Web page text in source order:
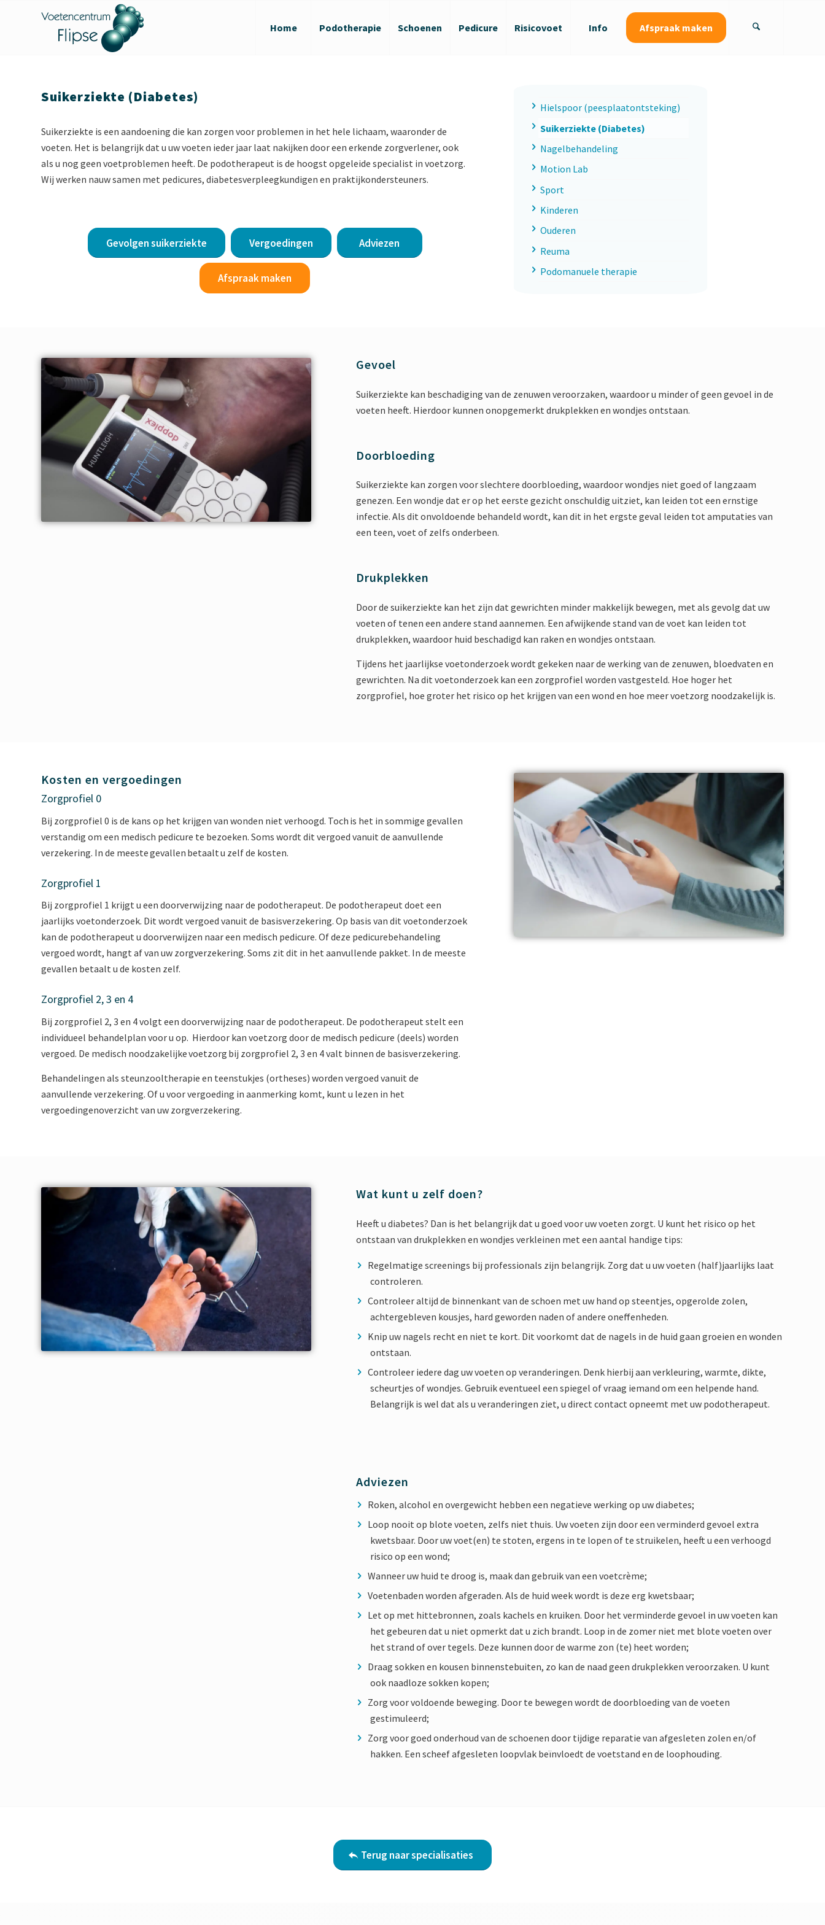
Home Podotherapie Schoenen Pedicure Risicovoet Info Afspraak maken
Suikerziekte (Diabetes)
Suikerziekte is een aandoening die kan zorgen voor problemen in het hele lichaam, waaronder de
voeten. Het is belangrijk dat u uw voeten ieder jaar laat nakijken door een erkende zorgverlener, ook
als u nog geen voetproblemen heeft. De podotherapeut is de hoogst opgeleide specialist in voetzorg.
Wij werken nauw samen met pedicures, diabetesverpleegkundigen en praktijkondersteuners.
Gevolgen suikerziekte Vergoedingen Adviezen
Afspraak maken
Hielspoor (peesplaatontsteking)
Suikerziekte (Diabetes)
Nagelbehandeling
Motion Lab
Sport
Kinderen
Ouderen
Reuma
Podomanuele therapie
Gevoel
Suikerziekte kan beschadiging van de zenuwen veroorzaken, waardoor u minder of geen gevoel in de
voeten heeft. Hierdoor kunnen onopgemerkt drukplekken en wondjes ontstaan.
Doorbloeding
Suikerziekte kan zorgen voor slechtere doorbloeding, waardoor wondjes niet goed of langzaam
genezen. Een wondje dat er op het eerste gezicht onschuldig uitziet, kan leiden tot een ernstige
infectie. Als dit onvoldoende behandeld wordt, kan dit in het ergste geval leiden tot amputaties van
een teen, voet of zelfs onderbeen.
Drukplekken
Door de suikerziekte kan het zijn dat gewrichten minder makkelijk bewegen, met als gevolg dat uw
voeten of tenen een andere stand aannemen. Een afwijkende stand van de voet kan leiden tot
drukplekken, waardoor huid beschadigd kan raken en wondjes ontstaan.
Tijdens het jaarlijkse voetonderzoek wordt gekeken naar de werking van de zenuwen, bloedvaten en
gewrichten. Na dit voetonderzoek kan een zorgprofiel worden vastgesteld. Hoe hoger het
zorgprofiel, hoe groter het risico op het krijgen van een wond en hoe meer voetzorg noodzakelijk is.
Kosten en vergoedingen
Zorgprofiel 0
Bij zorgprofiel 0 is de kans op het krijgen van wonden niet verhoogd. Toch is het in sommige gevallen
verstandig om een medisch pedicure te bezoeken. Soms wordt dit vergoed vanuit de aanvullende
verzekering. In de meeste gevallen betaalt u zelf de kosten.
Zorgprofiel 1
Bij zorgprofiel 1 krijgt u een doorverwijzing naar de podotherapeut. De podotherapeut doet een
jaarlijks voetonderzoek. Dit wordt vergoed vanuit de basisverzekering. Op basis van dit voetonderzoek
kan de podotherapeut u doorverwijzen naar een medisch pedicure. Of deze pedicurebehandeling
vergoed wordt, hangt af van uw zorgverzekering. Soms zit dit in het aanvullende pakket. In de meeste
gevallen betaalt u de kosten zelf.
Zorgprofiel 2, 3 en 4
Bij zorgprofiel 2, 3 en 4 volgt een doorverwijzing naar de podotherapeut. De podotherapeut stelt een
individueel behandelplan voor u op. Hierdoor kan voetzorg door de medisch pedicure (deels) worden
vergoed. De medisch noodzakelijke voetzorg bij zorgprofiel 2, 3 en 4 valt binnen de basisverzekering.
Behandelingen als steunzooltherapie en teenstukjes (ortheses) worden vergoed vanuit de
aanvullende verzekering. Of u voor vergoeding in aanmerking komt, kunt u lezen in het
vergoedingenoverzicht van uw zorgverzekering.
Wat kunt u zelf doen?
Heeft u diabetes? Dan is het belangrijk dat u goed voor uw voeten zorgt. U kunt het risico op het
ontstaan van drukplekken en wondjes verkleinen met een aantal handige tips:
Regelmatige screenings bij professionals zijn belangrijk. Zorg dat u uw voeten (half)jaarlijks laat
controleren.
Controleer altijd de binnenkant van de schoen met uw hand op steentjes, opgerolde zolen,
achtergebleven kousjes, hard geworden naden of andere oneffenheden.
Knip uw nagels recht en niet te kort. Dit voorkomt dat de nagels in de huid gaan groeien en wonden
ontstaan.
Controleer iedere dag uw voeten op veranderingen. Denk hierbij aan verkleuring, warmte, dikte,
scheurtjes of wondjes. Gebruik eventueel een spiegel of vraag iemand om een helpende hand.
Belangrijk is wel dat als u veranderingen ziet, u direct contact opneemt met uw podotherapeut.
Adviezen
Roken, alcohol en overgewicht hebben een negatieve werking op uw diabetes;
Loop nooit op blote voeten, zelfs niet thuis. Uw voeten zijn door een verminderd gevoel extra
kwetsbaar. Door uw voet(en) te stoten, ergens in te lopen of te struikelen, heeft u een verhoogd
risico op een wond;
Wanneer uw huid te droog is, maak dan gebruik van een voetcrème;
Voetenbaden worden afgeraden. Als de huid week wordt is deze erg kwetsbaar;
Let op met hittebronnen, zoals kachels en kruiken. Door het verminderde gevoel in uw voeten kan
het gebeuren dat u niet opmerkt dat u zich brandt. Loop in de zomer niet met blote voeten over
het strand of over tegels. Deze kunnen door de warme zon (te) heet worden;
Draag sokken en kousen binnenstebuiten, zo kan de naad geen drukplekken veroorzaken. U kunt
ook naadloze sokken kopen;
Zorg voor voldoende beweging. Door te bewegen wordt de doorbloeding van de voeten
gestimuleerd;
Zorg voor goed onderhoud van de schoenen door tijdige reparatie van afgesleten zolen en/of
hakken. Een scheef afgesleten loopvlak beïnvloedt de voetstand en de loophouding.
Terug naar specialisaties